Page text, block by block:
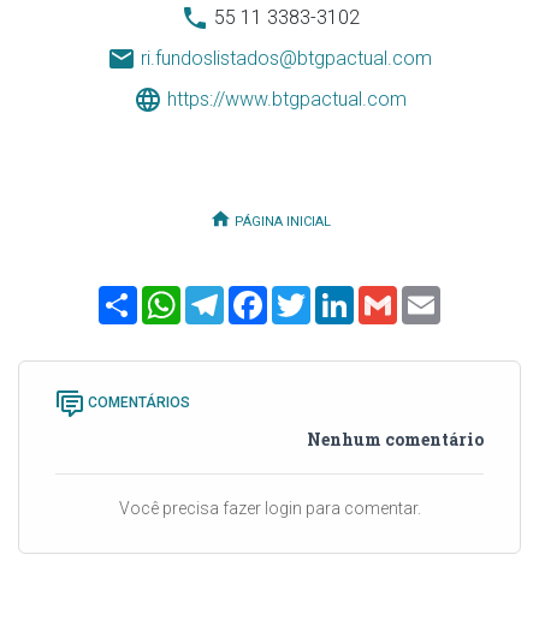
55 11 3383-3102
ri.fundoslistados@btgpactual.com
https://www.btgpactual.com
PÁGINA INICIAL
ShareWhatsAppTelegramFacebook
TwitterLinkedInGmail
COMENTÁRIOS
Nenhum comentário
Você precisa fazer login para comentar.